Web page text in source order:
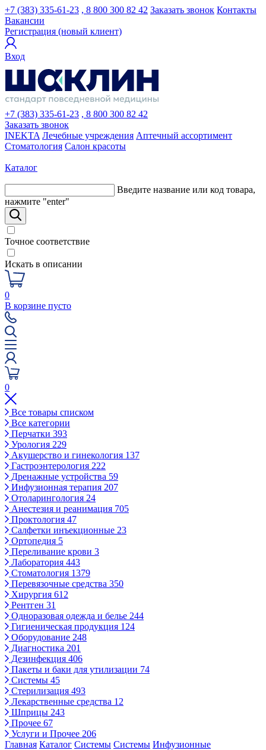
+7 (383) 335-61-23 , 8 800 300 82 42 Заказать звонок Контакты
Вакансии
Регистрация (новый клиент)
Вход
+7 (383) 335-61-23 , 8 800 300 82 42
Заказать звонок
INEKTA Лечебные учреждения Аптечный ассортимент
Стоматология Салон красоты
Каталог
Введите название или код товара,
нажмите "enter"
Точное соответствие
Искать в описании
0
В корзине пусто
0
Все товары списком
Все категории
Перчатки 393
Урология 229
Акушерство и гинекология 137
Гастроэнтерология 222
Дренажные устройства 59
Инфузионная терапия 207
Отоларингология 24
Анестезия и реанимация 705
Проктология 47
Салфетки инъекционные 23
Ортопедия 5
Переливание крови 3
Лаборатория 443
Стоматология 1379
Перевязочные средства 350
Хирургия 612
Рентген 31
Одноразовая одежда и белье 244
Гигиеническая продукция 124
Оборудование 248
Диагностика 201
Дезинфекция 406
Пакеты и баки для утилизации 74
Системы 45
Стерилизация 493
Лекарственные средства 12
Шприцы 243
Прочее 67
Услуги и Прочее 206
Главная Каталог Системы Системы Инфузионные